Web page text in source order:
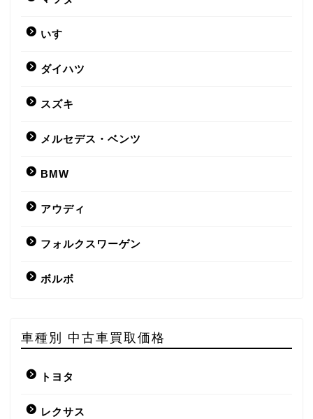
いすゞ
ダイハツ
スズキ
メルセデス・ベンツ
BMW
アウディ
フォルクスワーゲン
ボルボ
車種別 中古車買取価格
トヨタ
レクサス